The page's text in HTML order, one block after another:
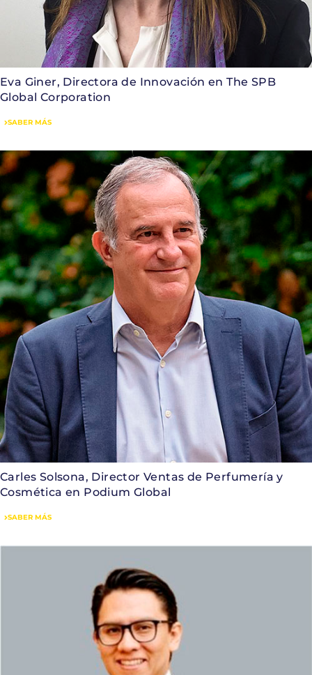
Eva Giner, Directora de Innovación en The SPB
Global Corporation
SABER MÁS
Carles Solsona, Director Ventas de Perfumería y
Cosmética en Podium Global
SABER MÁS